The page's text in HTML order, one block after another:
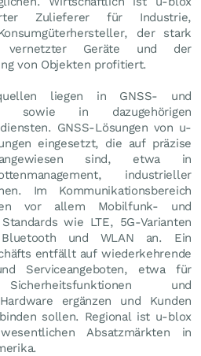
Zulieferer für Industrie,
der stark
vernetzter Geräte und der
von Objekten profitiert.
liegen in GNSS- und
sowie in dazugehörigen
GNSS-Lösungen von u-
eingesetzt, die auf präzise
angewiesen sind, etwa in
industrieller
Im Kommunikationsbereich
vor allem Mobilfunk- und
wie LTE, 5G-Varianten
und WLAN an. Ein
entfällt auf wiederkehrende
Serviceangeboten, etwa für
Sicherheitsfunktionen und
ergänzen und Kunden
sollen. Regional ist u-blox
Absatzmärkten in